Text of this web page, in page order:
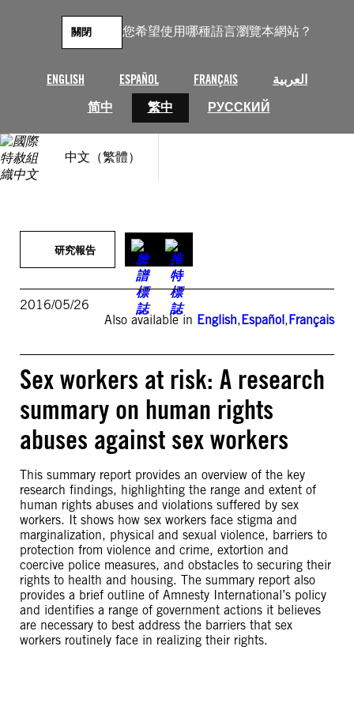
您希望使用哪種語言瀏覽本網站？
ENGLISH ESPAÑOL FRANÇAIS
العربية
简中
繁中 РУССКИЙ
關閉
中文（繁體）
研究報告
2016/05/26
Also available in English,Español,Français
Sex workers at risk: A research
summary on human rights
abuses against sex workers
This summary report provides an overview of the key
research findings, highlighting the range and extent of
human rights abuses and violations suffered by sex
workers. It shows how sex workers face stigma and
marginalization, physical and sexual violence, barriers to
protection from violence and crime, extortion and
coercive police measures, and obstacles to securing their
rights to health and housing. The summary report also
provides a brief outline of Amnesty International’s policy
and identifies a range of government actions it believes
are necessary to best address the barriers that sex
workers routinely face in realizing their rights.